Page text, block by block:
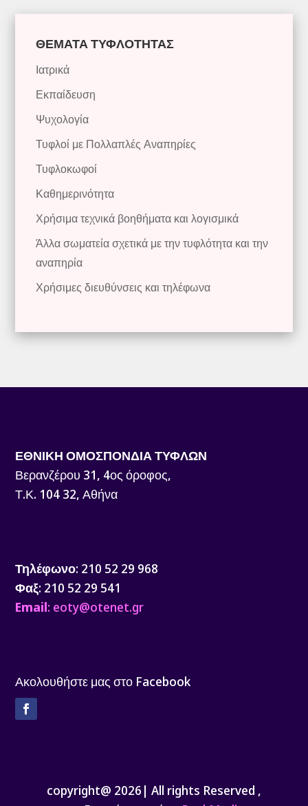
ΘΕΜΑΤΑ ΤΥΦΛΟΤΗΤΑΣ
Ιατρικά
Εκπαίδευση
Ψυχολογία
Τυφλοί με Πολλαπλές Αναπηρίες
Τυφλοκωφοί
Καθημερινότητα
Χρήσιμα τεχνικά βοηθήματα και λογισμικά
Άλλα σωματεία σχετικά με την τυφλότητα και την
αναπηρία
Χρήσιμες διευθύνσεις και τηλέφωνα
ΕΘΝΙΚΗ ΟΜΟΣΠΟΝΔΙΑ ΤΥΦΛΩΝ
Βερανζέρου 31, 4ος όροφος,
Τ.Κ. 104 32, Αθήνα
Τηλέφωνο: 210 52 29 968
Φαξ: 210 52 29 541
Email: eoty@otenet.gr
Ακολουθήστε μας στο Facebook
copyright@ 2026| All rights Reserved ,